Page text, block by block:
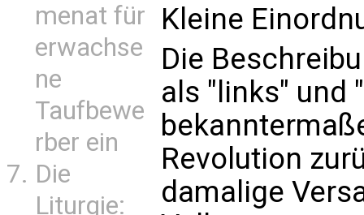
menat für
erwachse
ne
Taufbewe
rber ein
Die
Liturgie:
Kleine
Die
als "links" und
Revolution
damalige